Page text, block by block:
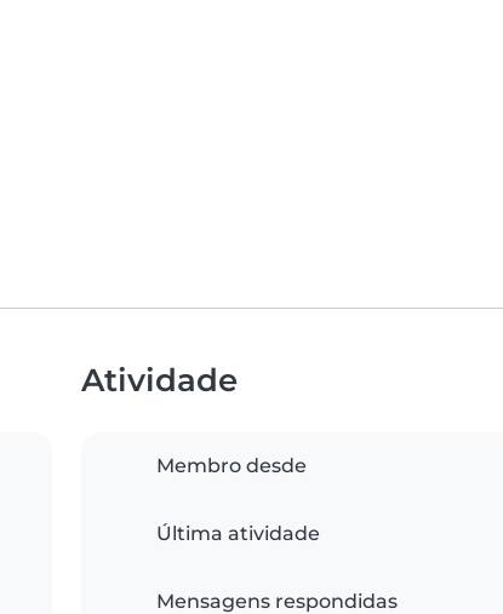
Atividade
Membro desde
Última atividade
Mensagens respondidas